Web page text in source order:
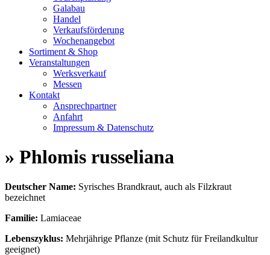
Galabau
Handel
Verkaufsförderung
Wochenangebot
Sortiment & Shop
Veranstaltungen
Werksverkauf
Messen
Kontakt
Ansprechpartner
Anfahrt
Impressum & Datenschutz
» Phlomis russeliana
Deutscher Name: Syrisches Brandkraut, auch als Filzkraut
bezeichnet
Familie: Lamiaceae
Lebenszyklus: Mehrjährige Pflanze (mit Schutz für Freilandkultur
geeignet)